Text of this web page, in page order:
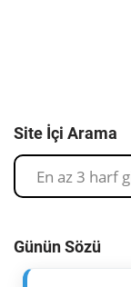
Site İçi Arama
Günün Sözü